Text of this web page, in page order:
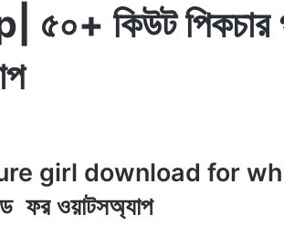
কিউট পিকচার
girl download for
ফর ওয়াটসঅ্যাপ